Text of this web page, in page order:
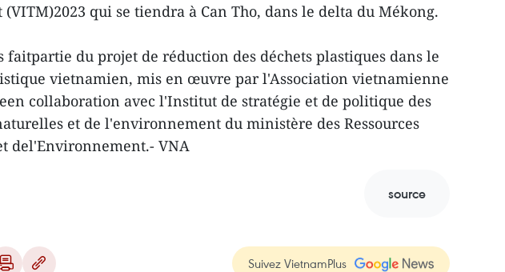
qui se tiendra à Can Tho, dans le delta du Mékong.
faitpartie du projet de réduction des déchets plastiques dans le
vietnamien, mis en œuvre par l'Association vietnamienne
collaboration avec l'Institut de stratégie et de politique des
et de l'environnement du ministère des Ressources
del'Environnement.- VNA
source
Suivez VietnamPlus